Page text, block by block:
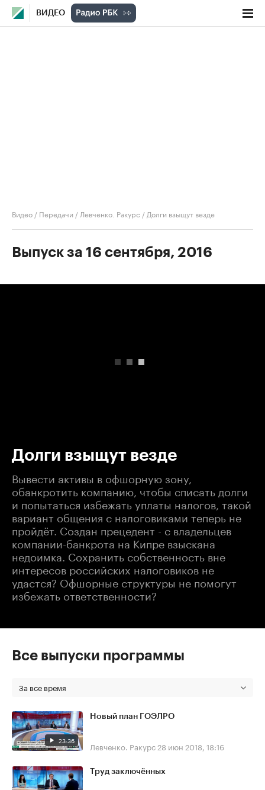
ВИДЕО
Видео / Передачи / Левченко. Ракурс / Долги взыщут везде
Выпуск за 16 сентября, 2016
Долги взыщут везде
Вывести активы в офшорную зону,
обанкротить компанию, чтобы списать долги
и попытаться избежать уплаты налогов, такой
вариант общения с налоговиками теперь не
пройдёт. Создан прецедент - с владельцев
компании-банкрота на Кипре взыскана
недоимка. Сохранить собственность вне
интересов российских налоговиков не
удастся? Офшорные структуры не помогут
избежать ответственности?
Все выпуски программы
За все время
23:36
Новый план ГОЭЛРО
Левченко. Ракурс 28 июн 2018, 18:16
Труд заключённых